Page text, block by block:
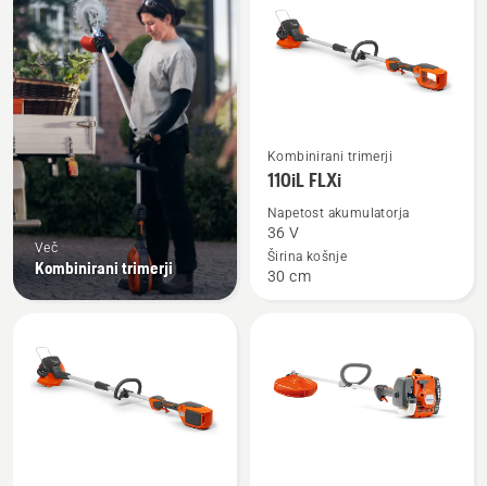
vse
Več
Kombinirani trimerji
Oglejte
podrobnosti
110iL
Kombinirani trimerji
110iL FLXi
Napetost akumulatorja
36 V
Širina košnje
30 cm